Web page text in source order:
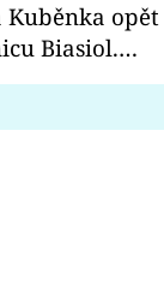
Kuběnka opět
Biasiol.
falešná a